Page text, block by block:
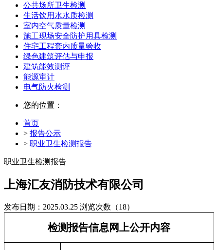
公共场所卫生检测
生活饮用水水质检测
室内空气质量检测
施工现场安全防护用具检测
住宅工程套内质量验收
绿色建筑评估与申报
建筑能效测评
能源审计
电气防火检测
您的位置：
首页
> 报告公示
> 职业卫生检测报告
职业卫生检测报告
上海汇友消防技术有限公司
发布日期：2025.03.25 浏览次数（18）
检测报告信息网上公开内容